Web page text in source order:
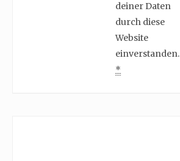
deiner Daten
durch diese
Website
einverstanden.
*